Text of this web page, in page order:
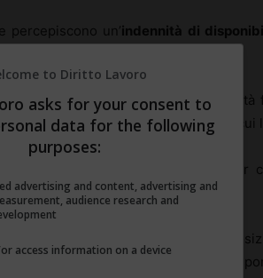
percepiscono un’indennità di
l’indennità fornisce una certa
un reddito base anche in periodi in cui
è particolarmente importante
riconosce il tempo messo a
risorse, sottolineando il valore della
to Diritto Lavoro
asks for your consent to
data for the following
purposes:
advertising and content, advertising and
audience research and
access information on a device